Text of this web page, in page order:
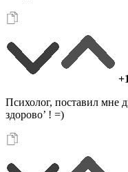
+1
Психолог, поставил мне
здорово’ ! =)